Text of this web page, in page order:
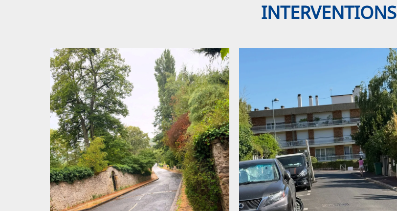
INTERVENTIONS